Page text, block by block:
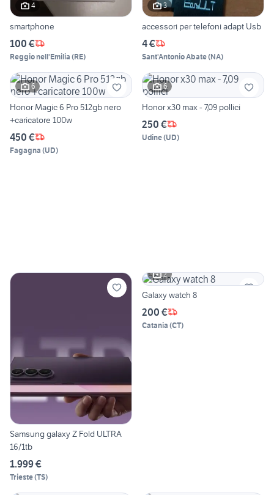
4
smartphone
100 €
Reggio nell'Emilia (RE)
3
accessori per telefoni adapt Usb
4 €
Sant'Antonio Abate(NA)
6
Honor Magic 6 Pro 512gb nero
+caricatore 100w
450 €
Fagagna (UD)
6
Honor x30 max - 7,09 pollici
250 €
Udine(UD)
Samsung galaxy Z Fold ULTRA
16/1tb
1.999 €
Trieste(TS)
2
Galaxy watch 8
200 €
Catania (CT)